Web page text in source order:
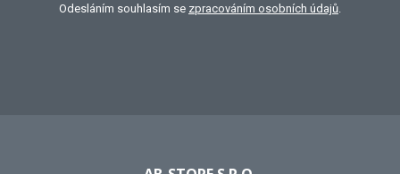
Odesláním souhlasím se zpracováním osobních údajů